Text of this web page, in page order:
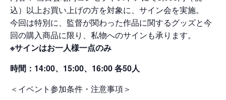
込）以上お買い上げの方を対象に、サイン会を実施。
今回は特別に、監督が関わった作品に関するグッズと今
回の購入商品に限り、私物へのサインも承ります。
※サインはお一人様一点のみ
時間：14:00、15:00、16:00 各50人
＜イベント参加条件・注意事項＞